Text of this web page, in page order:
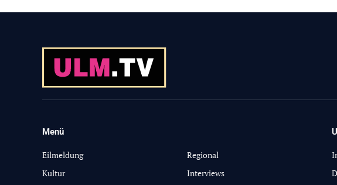
Menü
Eilmeldung
Kultur
Regional
Interviews